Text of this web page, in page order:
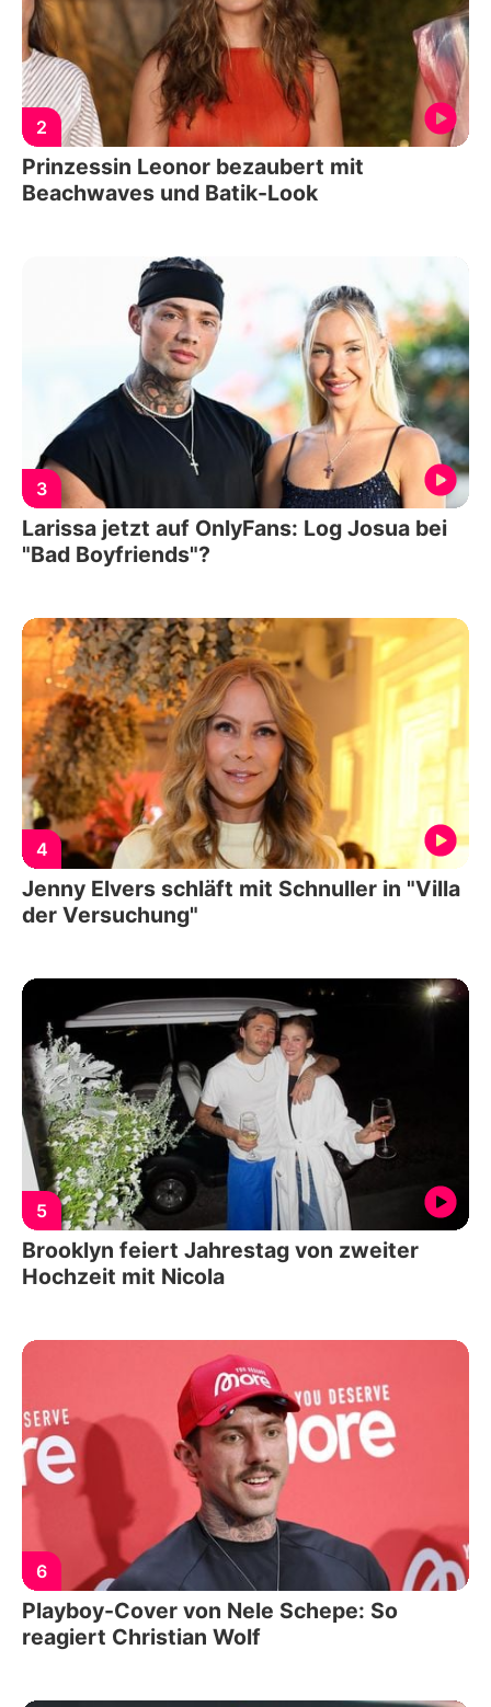
2
Prinzessin Leonor bezaubert mit
Beachwaves und Batik-Look
3
Larissa jetzt auf OnlyFans: Log Josua bei
"Bad Boyfriends"?
4
Jenny Elvers schläft mit Schnuller in "Villa
der Versuchung"
5
Brooklyn feiert Jahrestag von zweiter
Hochzeit mit Nicola
6
Playboy-Cover von Nele Schepe: So
reagiert Christian Wolf